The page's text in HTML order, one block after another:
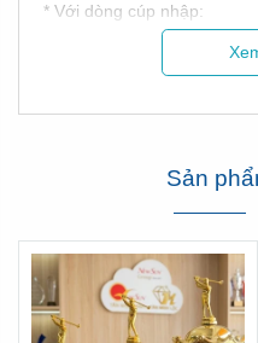
* Với dòng cúp nhập:
Hình ảnh Cúp Tân Nhật
Xem thêm phản hồi của
Sản